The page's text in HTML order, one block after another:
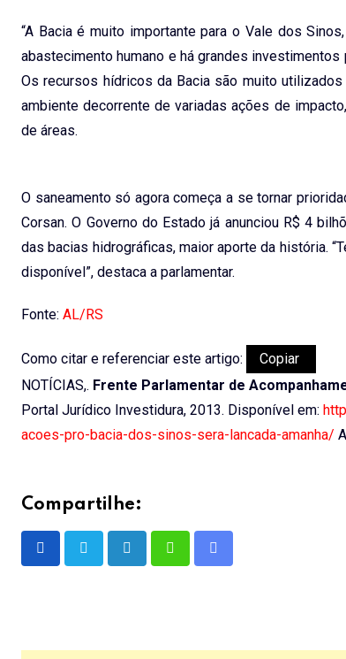
“A Bacia é muito importante para o Vale dos
abastecimento humano e há grandes
Os recursos hídricos da Bacia são muito
ambiente decorrente de variadas ações de
de áreas.
O saneamento só agora começa a se tornar
Corsan. O Governo do Estado já anunciou R$ 4
das bacias hidrográficas, maior aporte da história.
disponível”, destaca a parlamentar.
Fonte: AL/RS
Como citar e referenciar este artigo:
Copiar
NOTÍCIAS,. Frente Parlamentar de
Portal Jurídico Investidura, 2013. Disponível em:
acoes-pro-bacia-dos-sinos-sera-lancada-amanha/
Compartilhe:
LinkedInWhatsappShare